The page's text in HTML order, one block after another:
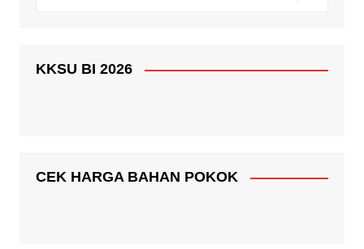
KKSU BI 2026
CEK HARGA BAHAN POKOK